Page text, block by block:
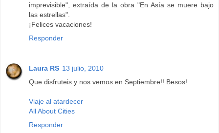
imprevisible", extraída de la obra "En Asía se muere bajo
las estrellas".
¡Felices vacaciones!
Responder
Laura RS 13 julio, 2010
Que disfruteis y nos vemos en Septiembre!! Besos!
Viaje al atardecer
All About Cities
Responder